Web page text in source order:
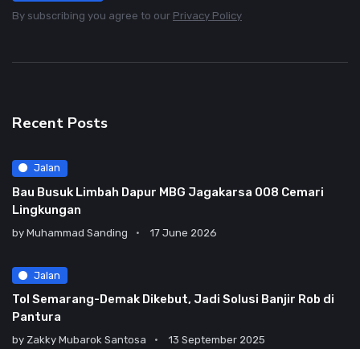
By subscribing you agree to our Privacy Policy
Recent Posts
Jalan
Bau Busuk Limbah Dapur MBG Jagakarsa 008 Cemari
Lingkungan
by Muhammad Sanding 17 June 2026
Jalan
Tol Semarang-Demak Dikebut, Jadi Solusi Banjir Rob di
Pantura
by Zakky Mubarok Santosa 13 September 2025